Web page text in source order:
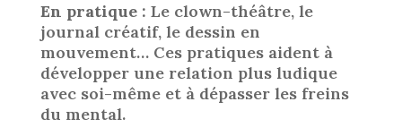
En pratique : Le clown-théâtre, le
journal créatif, le dessin en
mouvement… Ces pratiques aident à
développer une relation plus ludique
avec soi-même et à dépasser les freins
du mental.